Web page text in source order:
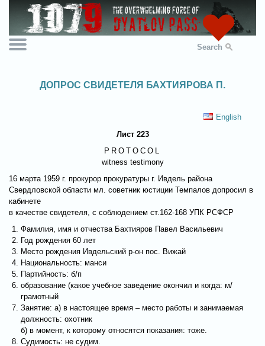
Search
ДОПРОС СВИДЕТЕЛЯ БАХТИЯРОВА П.
English
Лист 223
PROTOCOL
witness testimony
16 марта 1959 г. прокурор прокуратуры г. Ивдель района
Свердловской области мл. советник юстиции Темпалов допросил в
кабинете
в качестве свидетеля, с соблюдением ст.162-168 УПК РСФСР
Фамилия, имя и отчества Бахтияров Павел Васильевич
Год рождения 60 лет
Место рождения Ивдельский р-он пос. Вижай
Национальность: манси
Партийность: б/п
образование (какое учебное заведение окончил и когда: м/
грамотный
Занятие: а) в настоящее время – место работы и занимаемая
должность: охотник
б) в момент, к которому относятся показания: тоже.
Судимость: не судим.